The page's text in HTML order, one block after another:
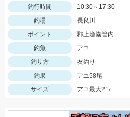
釣行時間
10:30～17:30
釣場
長良川
ポイント
郡上漁協管内
釣魚
アユ
釣り方
友釣り
釣果
アユ58尾
サイズ
アユ最大21㎝